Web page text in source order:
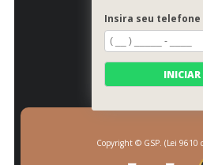
Galeria
Categorias
Contato
Mapa do
Copyright © GSP. (Lei 9610
Insira seu telefone
INICIAR